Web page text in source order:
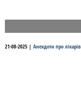
21-08-2025 | Анекдоти про лікарів